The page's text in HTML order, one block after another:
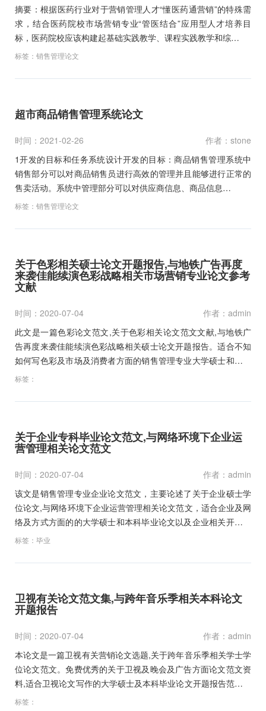
摘要：根据医药行业对于营销管理人才“懂医药通营销”的特殊需
求，结合医药院校市场营销专业“管医结合”应用型人才培养目
标，医药院校应该构建起基础实践教学、课程实践教学和综…
标签： 销售管理论文
超市商品销售管理系统论文
时间：2021-02-26
作者：stone
1开发的目标和任务系统设计开发的目标：商品销售管理系统中
销售部分可以对商品销售员进行高效的管理并且能够进行正常的
售卖活动。系统中管理部分可以对供应商信息、商品信息…
标签： 销售管理论文
关于色彩相关硕士论文开题报告,与地铁广告再度
来袭佳能续演色彩战略相关市场营销专业论文参考
文献
时间：2020-07-04
作者：admin
此文是一篇色彩论文范文,关于色彩相关论文范文文献,与地铁广
告再度来袭佳能续演色彩战略相关硕士论文开题报告。适合不知
如何写色彩及市场及消费者方面的销售管理专业大学硕士和本科
毕业论文以及色彩类开题报告范文和职称论文的作为写作参考文
标签：
关于企业专科毕业论文范文,与网络环境下企业运
营管理相关论文范文
时间：2020-07-04
作者：admin
该文是销售管理专业企业论文范文，主要论述了关于企业硕士学
位论文,与网络环境下企业运营管理相关论文范文，适合企业及网
络及方式方面的的大学硕士和本科毕业论文以及企业相关开题报
告范文和职称论文写作参考文献资料下载。…
标签： 毕业
卫视有关论文范文集,与跨年音乐季相关本科论文
开题报告
时间：2020-07-04
作者：admin
本论文是一篇卫视有关营销论文选题,关于跨年音乐季相关学士学
位论文范文。免费优秀的关于卫视及晚会及广告方面论文范文资
料,适合卫视论文写作的大学硕士及本科毕业论文开题报告范文和
学术职称论文参考文献下载。…
标签：